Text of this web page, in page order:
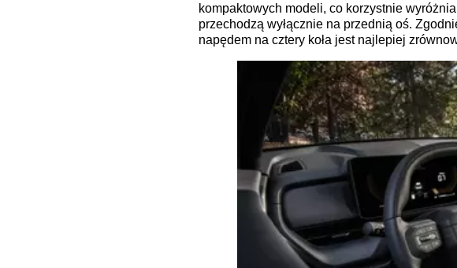
kompaktowych modeli, co korzystnie
przechodzą wyłącznie na przednią oś.
napędem na cztery koła jest najlepiej